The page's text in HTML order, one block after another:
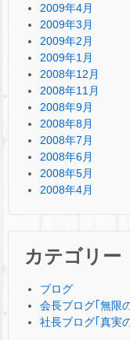
2009年4月
2009年3月
2009年2月
2009年1月
2008年12月
2008年11月
2008年9月
2008年8月
2008年7月
2008年6月
2008年5月
2008年4月
カテゴリー
ブログ
会長ブログ｢無限
社長ブログ｢真実